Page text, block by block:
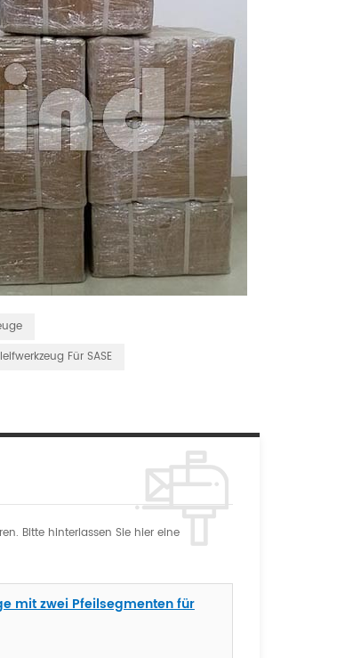
Für SASE
Bitte hinterlassen Sie hier eine
mit zwei Pfeilsegmenten für